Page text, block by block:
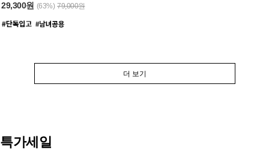
29,300원 (63%) 79,000원
더 보기
특가세일